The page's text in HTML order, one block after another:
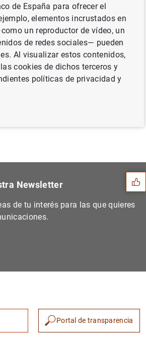
Siguiente
hipotecario (enero...
Sugerencias
1 2
Newsletter
de tu interés para las que quieres
Portal de transparencia
de España para ofrecer el
elementos incrustados en
un reproductor de vídeo, un
de redes sociales— pueden
Al visualizar estos contenidos,
cookies de dichos terceros y
políticas de privacidad y